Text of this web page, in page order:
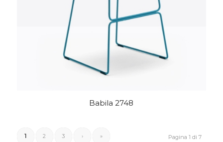
Babila 2748
Pagina 1 di 7
1 2 3 › »